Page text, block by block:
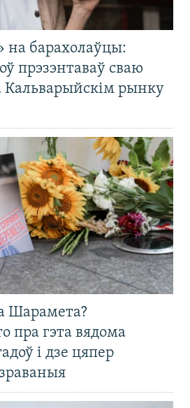
на барахолаўцы:
прэзэнтаваў сваю
Кальварыйскім рынку
Шарамета?
пра гэта вядома
і дзе цяпер